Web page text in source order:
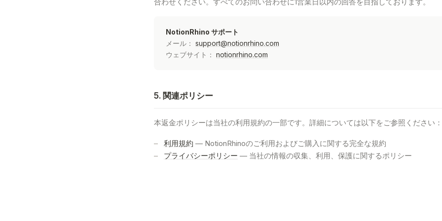
NotionRhino サポート
メール： support@notionrhino.com
ウェブサイト： notionrhino.com
5. 関連ポリシー
本返金ポリシーは当社の利用規約の一部です。詳細については以下をご参照ください：
利用規約 — NotionRhinoのご利用およびご購入に関する完全な規約
プライバシーポリシー — 当社の情報の収集、利用、保護に関するポリシー